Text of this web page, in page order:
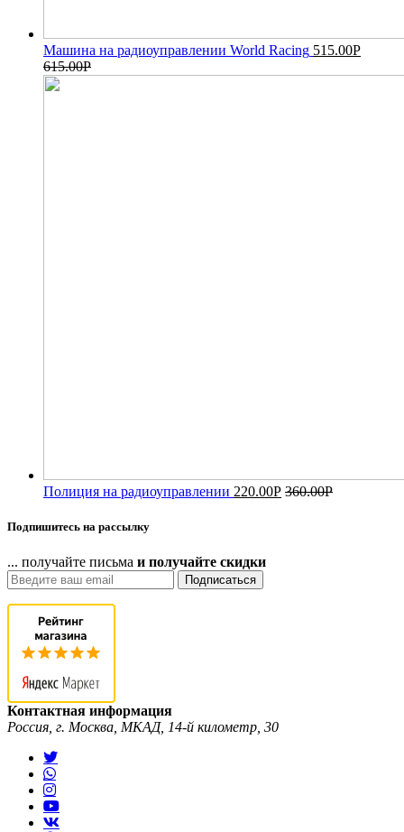
Машина на радиоуправлении World Racing 515.00Р
615.00Р
Полиция на радиоуправлении 220.00Р 360.00Р
Подпишитесь на рассылку
... получайте письма и получайте скидки
Подписаться
Контактная информация
Россия, г. Москва, МКАД, 14-й километр, 30